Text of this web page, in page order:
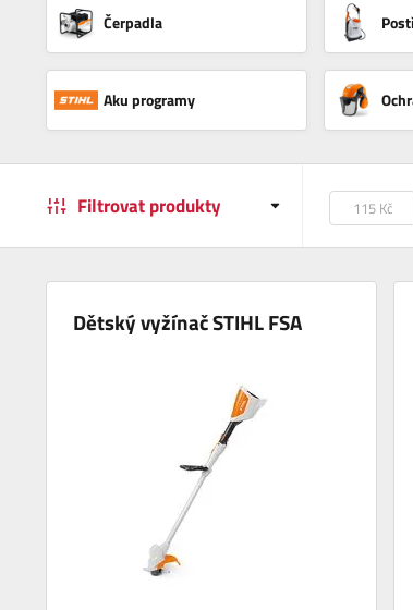
Čerpadla
Aku programy
Filtrovat produkty
Dětský vyžínač STIHL FSA